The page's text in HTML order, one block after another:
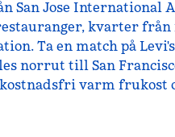
San Jose International
kvarter från
Ta en match på
norrut till San
varm frukost